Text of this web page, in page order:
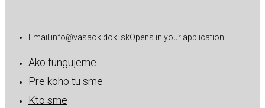
Email:info@vasaokidoki.skOpens in your application
Ako fungujeme
Pre koho tu sme
Kto sme